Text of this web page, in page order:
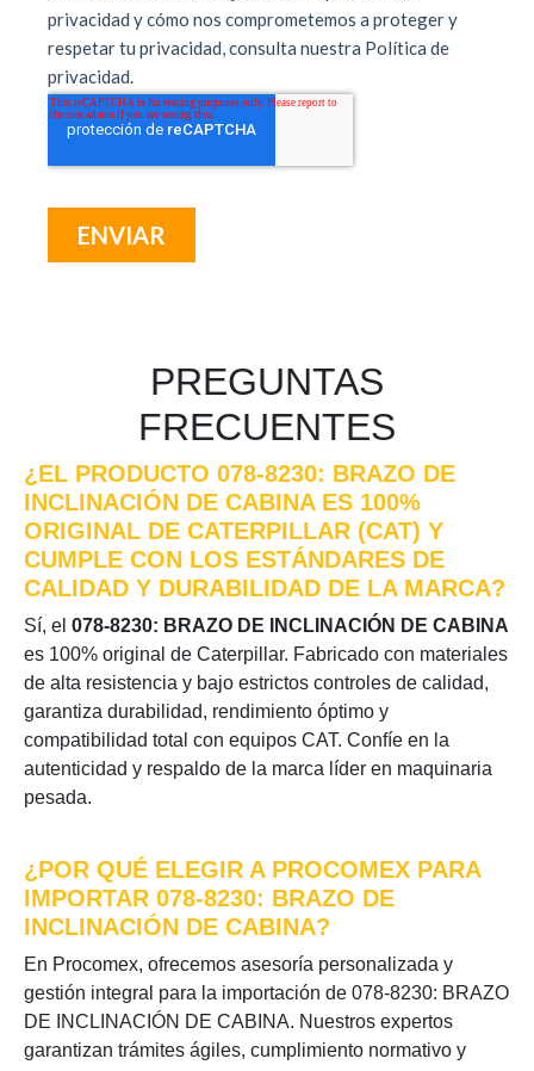
PREGUNTAS
FRECUENTES
¿EL PRODUCTO 078-8230: BRAZO DE
INCLINACIÓN DE CABINA ES 100%
ORIGINAL DE CATERPILLAR (CAT) Y
CUMPLE CON LOS ESTÁNDARES DE
CALIDAD Y DURABILIDAD DE LA MARCA?
Sí, el 078-8230: BRAZO DE INCLINACIÓN DE CABINA
es 100% original de Caterpillar. Fabricado con materiales
de alta resistencia y bajo estrictos controles de calidad,
garantiza durabilidad, rendimiento óptimo y
compatibilidad total con equipos CAT. Confíe en la
autenticidad y respaldo de la marca líder en maquinaria
pesada.
¿POR QUÉ ELEGIR A PROCOMEX PARA
IMPORTAR 078-8230: BRAZO DE
INCLINACIÓN DE CABINA?
En Procomex, ofrecemos asesoría personalizada y
gestión integral para la importación de 078-8230: BRAZO
DE INCLINACIÓN DE CABINA. Nuestros expertos
garantizan trámites ágiles, cumplimiento normativo y